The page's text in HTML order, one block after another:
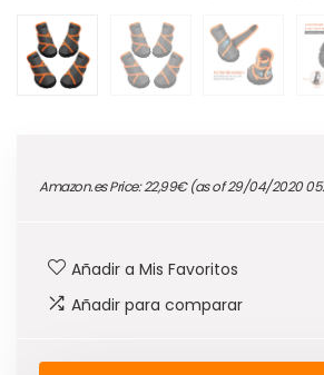
Amazon.es Price:22,99€(as of 29/04/2020
Añadir a Mis Favoritos
Añadir para comparar